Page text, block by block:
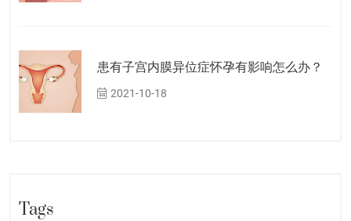
患有子宫内膜异位症怀孕有影响怎么办？
2021-10-18
Tags